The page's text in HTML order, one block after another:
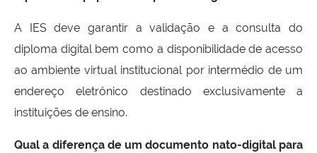
A IES deve garantir a validação e a consulta do
diploma digital bem como a disponibilidade de acesso
ao ambiente virtual institucional por intermédio de um
endereço eletrônico destinado exclusivamente a
instituições de ensino.
Qual a diferença de um documento nato-digital para